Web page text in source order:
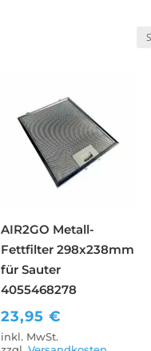
AIR2GO Metall-
Fettfilter 298x238mm
für Sauter
4055468278
23,95 €
inkl. MwSt.